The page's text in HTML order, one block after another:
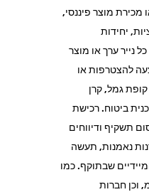
מוצר פיננסי,
יחידות
נייר ערך או מוצר
להצטרפות או
קופת גמל, קרן
ביטוח. רכישת
תשקיף ודיווחים
נאמנות, תעשה
שבתוקף. כמו
וכן חברות